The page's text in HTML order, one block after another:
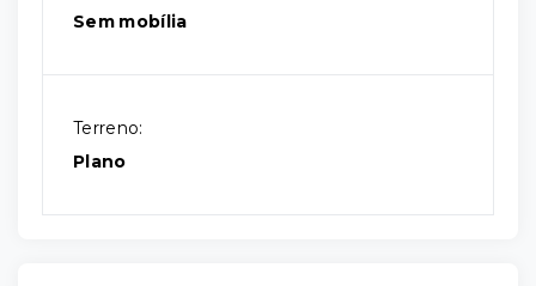
Sem mobília
Terreno:
Plano